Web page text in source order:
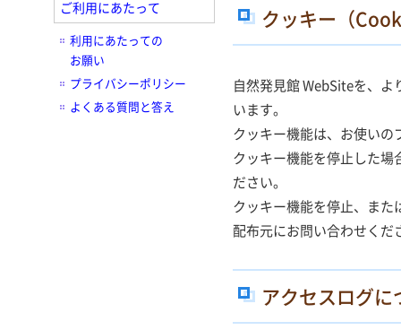
ご利用にあたって
利用にあたっての
お願い
プライバシーポリシー
よくある質問と答え
クッキー（
自然発見館 WebSiteを、
います。
クッキー機能は、お使い
クッキー機能を停止した
ださい。
クッキー機能を停止、ま
配布元にお問い合わせくだ
アクセスログに